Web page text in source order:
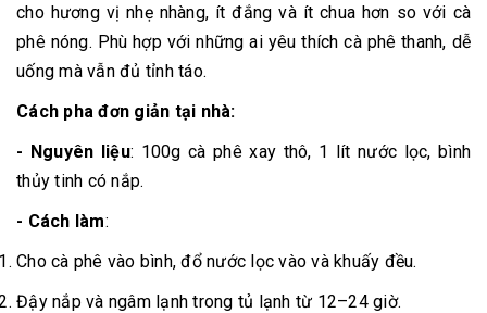
cho hương vị nhẹ nhàng, ít đắng và ít chua hơn so với cà
phê nóng. Phù hợp với những ai yêu thích cà phê thanh, dễ
uống mà vẫn đủ tỉnh táo.
Cách pha đơn giản tại nhà:
- Nguyên liệu: 100g cà phê xay thô, 1 lít nước lọc, bình
thủy tinh có nắp.
- Cách làm:
Cho cà phê vào bình, đổ nước lọc vào và khuấy đều.
Đậy nắp và ngâm lạnh trong tủ lạnh từ 12–24 giờ.